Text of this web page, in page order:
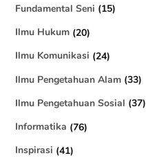
Fundamental Seni (15)
Ilmu Hukum (20)
Ilmu Komunikasi (24)
Ilmu Pengetahuan Alam (33)
Ilmu Pengetahuan Sosial (37)
Informatika (76)
Inspirasi (41)